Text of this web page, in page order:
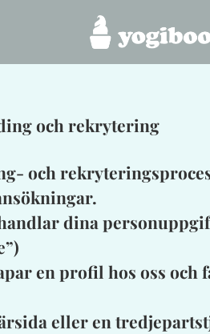
och rekrytering
och
dina
en profil hos oss
eller en